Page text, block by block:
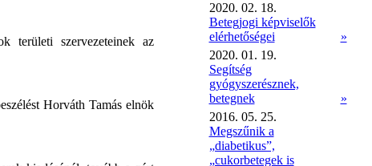
területi szervezeteinek az
Horváth Tamás elnök
2020. 02. 18.
Betegjogi képviselők
elérhetőségei
»
2020. 01. 19.
Segítség
gyógyszerésznek,
betegnek
»
2016. 05. 25.
Megszűnik a
„diabetikus”,
„cukorbetegek is